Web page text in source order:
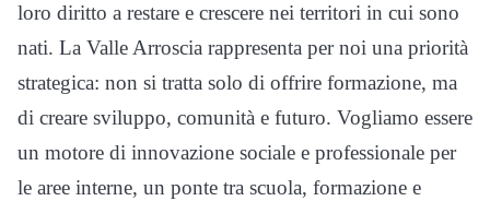
loro diritto a restare e crescere nei territori in cui sono
nati. La Valle Arroscia rappresenta per noi una priorità
strategica: non si tratta solo di offrire formazione, ma
di creare sviluppo, comunità e futuro. Vogliamo essere
un motore di innovazione sociale e professionale per
le aree interne, un ponte tra scuola, formazione e